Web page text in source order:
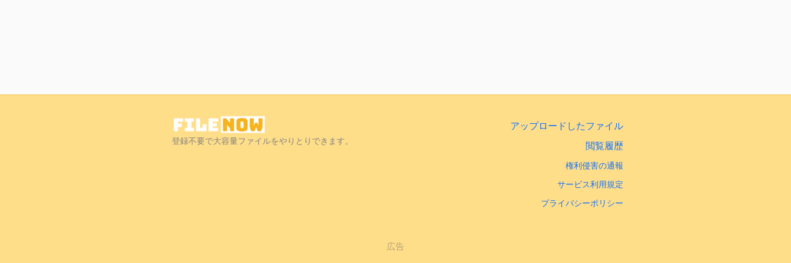
登録不要で大容量ファイルをやりとりできます。
アップロードしたファイル
閲覧履歴
権利侵害の通報
サービス利用規定
プライバシーポリシー
広告